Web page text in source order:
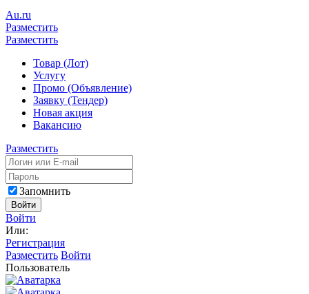
Au.ru
Разместить
Разместить
Товар (Лот)
Услугу
Промо (Объявление)
Заявку (Тендер)
Новая акция
Вакансию
Разместить
Запомнить
Войти
Войти
Или:
Регистрация
Разместить Войти
Пользователь